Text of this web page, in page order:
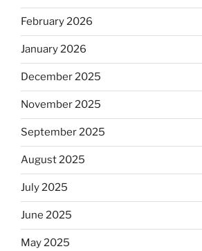
February 2026
January 2026
December 2025
November 2025
September 2025
August 2025
July 2025
June 2025
May 2025